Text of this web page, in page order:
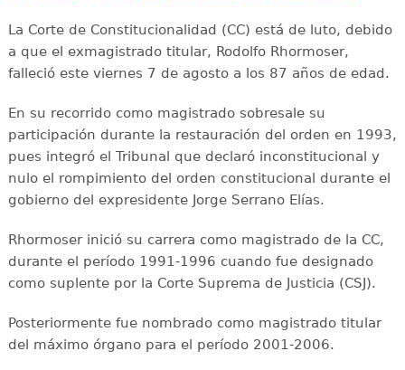
La Corte de Constitucionalidad (CC) está de luto, debido
a que el exmagistrado titular, Rodolfo Rhormoser,
falleció este viernes 7 de agosto a los 87 años de edad.
En su recorrido como magistrado sobresale su
participación durante la restauración del orden en 1993,
pues integró el Tribunal que declaró inconstitucional y
nulo el rompimiento del orden constitucional durante el
gobierno del expresidente Jorge Serrano Elías.
Rhormoser inició su carrera como magistrado de la CC,
durante el período 1991-1996 cuando fue designado
como suplente por la Corte Suprema de Justicia (CSJ).
Posteriormente fue nombrado como magistrado titular
del máximo órgano para el período 2001-2006.